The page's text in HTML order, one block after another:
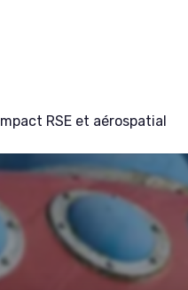
Impact RSE et aérospatial